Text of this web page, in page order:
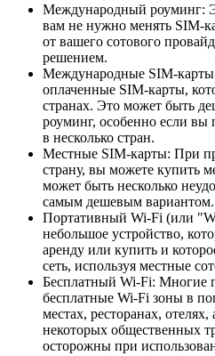
Международный роуминг:
вам не нужно менять SIM-
от вашего сотового
решением.
Международные SIM-
оплаченные SIM-карты,
странах. Это может быть
роуминг, особенно если вы
в несколько стран.
Местные SIM-карты: При
страну, вы можете купить
может быть несколько
самым дешевым вариантом.
Портативный Wi-Fi (или
небольшое устройство,
аренду или купить и
сеть, используя местные
Бесплатный Wi-Fi: Многие
бесплатные Wi-Fi зоны в
местах, ресторанах,
некоторых общественных
осторожны при